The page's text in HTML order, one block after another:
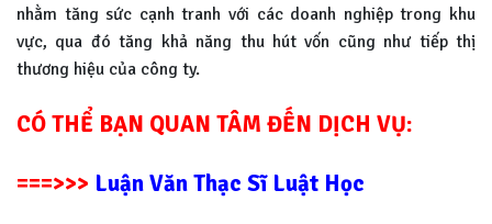
nhằm tăng sức cạnh tranh với các doanh nghiệp trong khu
vực, qua đó tăng khả năng thu hút vốn cũng như tiếp thị
thương hiệu của công ty.
CÓ THỂ BẠN QUAN TÂM ĐẾN DỊCH VỤ:
===>>> Luận Văn Thạc Sĩ Luật Học